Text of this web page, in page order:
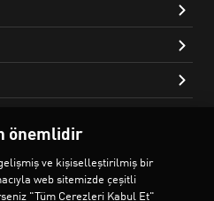
önemlidir
ve kişiselleştirilmiş bir
web sitemizde çeşitli
"Tüm Çerezleri Kabul Et"